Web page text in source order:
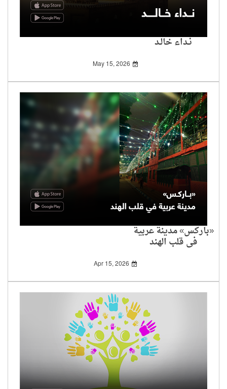
نـداء خالـد
May 15, 2026
«باركس» مدينة عربية
في قلب الهند
Apr 15, 2026